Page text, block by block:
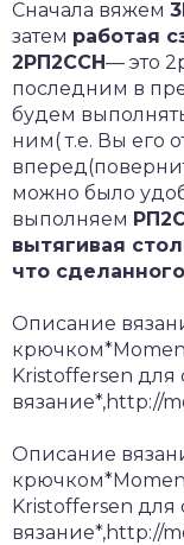
Сначала вяжем
затем работая
2РП2ССН— это
последним в
будем
ним( т.е. Вы его
можно было
выполняем
вытягивая
что
Описание
Kristoffersen для
вязание*,http://
Описание
Kristoffersen для
вязание*,http://